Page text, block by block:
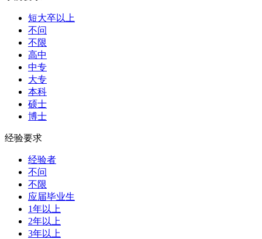
短大卒以上
不问
不限
高中
中专
大专
本科
硕士
博士
经验要求
经验者
不问
不限
应届毕业生
1年以上
2年以上
3年以上